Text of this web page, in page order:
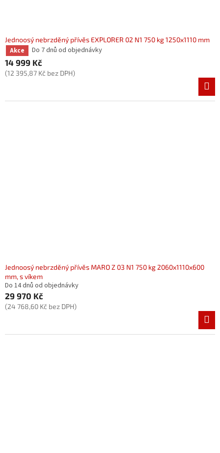
Jednoosý nebrzděný přívěs EXPLORER 02 N1 750 kg 1250x1110 mm
Akce
Do 7 dnů od objednávky
14 999 Kč
(12 395,87 Kč bez DPH)
Jednoosý nebrzděný přívěs MARO Z 03 N1 750 kg 2060x1110x600
mm, s víkem
Do 14 dnů od objednávky
29 970 Kč
(24 768,60 Kč bez DPH)